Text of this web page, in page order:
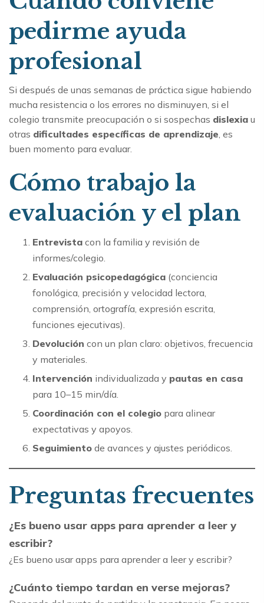
pedirme ayuda
profesional
Si después de unas semanas de práctica sigue habiendo
mucha resistencia o los errores no disminuyen, si el
colegio transmite preocupación o si sospechas dislexia u
otras dificultades específicas de aprendizaje, es
buen momento para evaluar.
Cómo trabajo la
evaluación y el plan
Entrevista con la familia y revisión de
informes/colegio.
Evaluación psicopedagógica (conciencia
fonológica, precisión y velocidad lectora,
comprensión, ortografía, expresión escrita,
funciones ejecutivas).
Devolución con un plan claro: objetivos, frecuencia
y materiales.
Intervención individualizada y pautas en casa
para 10–15 min/día.
Coordinación con el colegio para alinear
expectativas y apoyos.
Seguimiento de avances y ajustes periódicos.
Preguntas frecuentes
¿Es bueno usar apps para aprender a leer y
escribir?
¿Es bueno usar apps para aprender a leer y escribir?
¿Cuánto tiempo tardan en verse mejoras?